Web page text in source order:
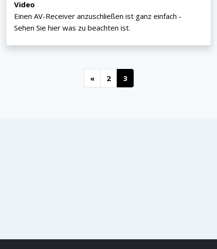
Video
Einen AV-Receiver anzuschließen ist ganz einfach -
Sehen Sie hier was zu beachten ist.
« 2 3